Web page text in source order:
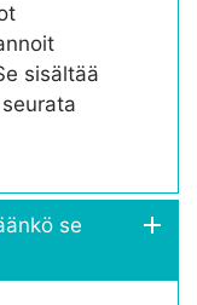
sisältää
se